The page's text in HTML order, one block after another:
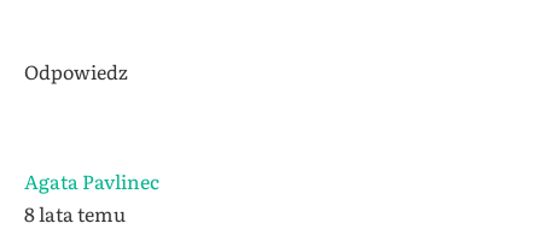
Odpowiedz
Agata Pavlinec
8 lata temu